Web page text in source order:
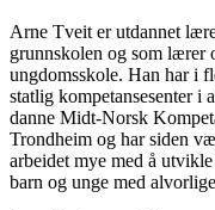
Arne Tveit er utdannet
grunnskolen og som lærer
ungdomsskole. Han har i
statlig kompetansesenter i
danne Midt-Norsk
Trondheim og har siden
arbeidet mye med å
barn og unge med